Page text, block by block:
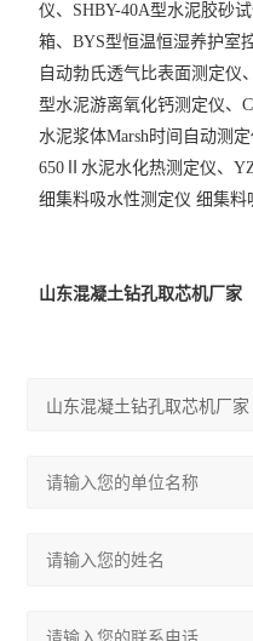
仪、SHBY-40A型水泥胶砂
箱、BYS型恒温恒湿养护室
自动勃氏透气比表面测定仪
型水泥游离氧化钙测定仪
水泥浆体Marsh时间自动测
650Ⅱ水泥水化热测定仪、
细集料吸水性测定仪 细集料
山东混凝土钻孔取芯机厂家